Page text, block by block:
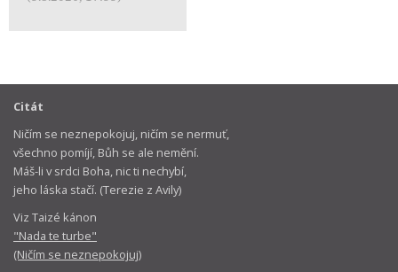
Citát
Ničím se neznepokojuj, ničím se nermuť,
všechno pomíjí, Bůh se ale nemění.
Máš-li v srdci Boha, nic ti nechybí,
jeho láska stačí. (Terezie z Avily)
Viz Taizé kánon
"Nada te turbe"
(Ničím se neznepokojuj)